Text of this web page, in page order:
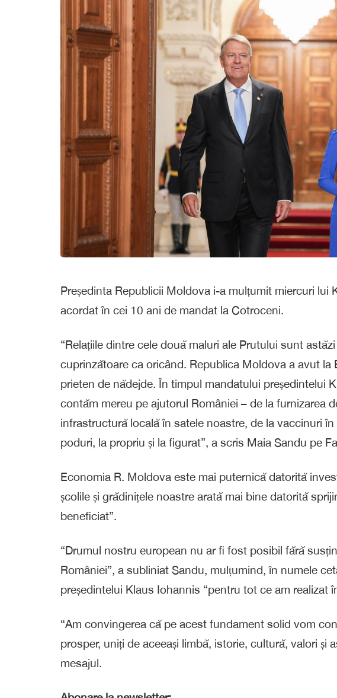
Președinta Republicii Moldova i-a mulțumit miercuri lui
acordat în cei 10 ani de mandat la Cotroceni.
“Relațiile dintre cele două maluri ale Prutului sunt
cuprinzătoare ca oricând. Republica Moldova a avut la
prieten de nădejde. În timpul mandatului președintelui
contăm mereu pe ajutorul României – de la furnizarea
infrastructură locală în satele noastre, de la vaccinuri
poduri, la propriu și la figurat”, a scris Maia Sandu pe
Economia R. Moldova este mai puternică datorită
școlile și grădinițele noastre arată mai bine datorită
beneficiat”.
“Drumul nostru european nu ar fi fost posibil fără
României”, a subliniat Sandu, mulțumind, în numele
președintelui Klaus Iohannis “pentru tot ce am realizat
“Am convingerea că pe acest fundament solid vom
prosper, uniți de aceeași limbă, istorie, cultură, valori și
mesajul.